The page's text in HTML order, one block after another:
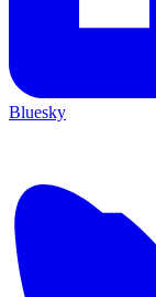
Bluesky